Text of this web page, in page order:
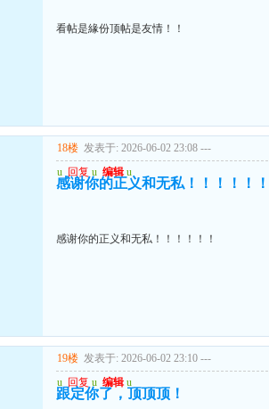
看帖是緣份顶帖是友情！！
18楼 发表于: 2026-06-02 23:08 ---
u 回复 u 编辑 u
感谢你的正义和无私！！！！！！
感谢你的正义和无私！！！！！！
19楼 发表于: 2026-06-02 23:10 ---
u 回复 u 编辑 u
跟定你了，顶顶顶！